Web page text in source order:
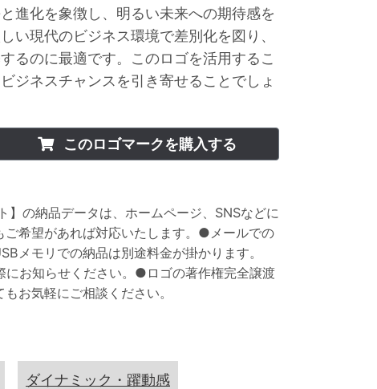
進化を象徴し、明るい未来への期待感を
い現代のビジネス環境で差別化を図り、
るのに最適です。このロゴを活用するこ
ジネスチャンスを引き寄せることでしょ
このロゴマークを購入する
】の納品データは、ホームページ、SNSなどに
希望があれば対応いたします。●メールでの
メモリでの納品は別途料金が掛かります。
にお知らせください。●ロゴの著作権完全譲渡
お気軽にご相談ください。
ダイナミック・躍動感